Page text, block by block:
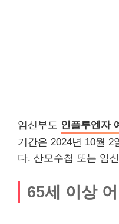
임신부도 인플루엔자
기간은 2024년 10월 2
다. 산모수첩 또는 임
65세 이상